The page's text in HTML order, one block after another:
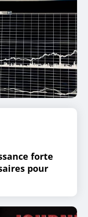
forte
pour